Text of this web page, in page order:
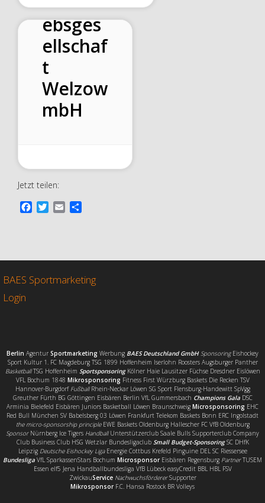
ebsges
ellschaf
t
Welzow
mbH
Jetzt teilen:
F
o
k
T
r
E
BAES Sportmarketing
Login
Berlin Agentur Sportmarketing Werbung BAES Deutschland GmbH SponsoringEishockey
Sport Kultur 1. FC Magdeburg TSG 1899 Hoffenheim Iserlohn Roosters Augsburger Panther
BasketballTSG Hoffenheim SportsponsoringKölner Haie Lausitzer Füchse Dresdner Eislöwen
VFL Bochum 1848 Mikrosponsoring Fitness First Würzburg Baskets Die Recken TSV
Hannover-Burgdorf FußballRhein-Neckar Löwen SG Sport Flensburg-Handewitt SpVgg
Greuther Fürth BG Göttingen Eisbären Berlin VfL Gummersbach Champions GalaDSC
Arminia Bielefeld Eisbären Juniors Basketball Löwen Braunschweig Microsponsoring EHC
Red Bull München SV Babelsberg 03 Löwen Frankfurt Telekom Baskets Bonn ERC Ingolstadt
the micro-sponsorship principleEWE Baskets Oldenburg Hallescher FC VfB Oldenburg
SponsorNürnberg Ice Tigers HandballUnterstützerclub Saale Bulls Supporterclub Company
Club Business Club HSG Wetzlar Bundesligaclub Small Budget-SponsoringSC DHfK
Leipzig Deutsche Eishockey LigaEnergie Cottbus Krefeld Pinguine DEL SC Riessersee
Bundesliga VfL SparkassenStars Bochum MicrosponsorEisbären Regensburg PartnerTUSEM
Essen elf5 Jena Handballbundesliga VfB Lübeck easyCredit BBL HBL FSV
ZwickauService NachwuchsfördererSupporter
MikrosponsorF.C. Hansa Rostock BR Volleys